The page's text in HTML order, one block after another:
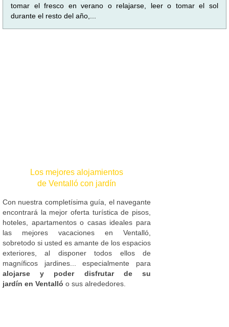
tomar el fresco en verano o relajarse, leer o tomar el sol
durante el resto del año,...
Los mejores alojamientos
de Ventalló con jardín
Con nuestra completísima guía, el navegante
encontrará la mejor oferta turística de pisos,
hoteles, apartamentos o casas ideales para
las mejores vacaciones en Ventalló,
sobretodo si usted es amante de los espacios
exteriores, al disponer todos ellos de
magníficos jardines... especialmente para
alojarse y poder disfrutar de su
jardín en Ventalló o sus alrededores.